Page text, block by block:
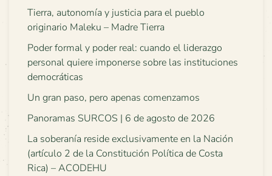
Tierra, autonomía y justicia para el pueblo
originario Maleku – Madre Tierra
Poder formal y poder real: cuando el liderazgo
personal quiere imponerse sobre las instituciones
democráticas
Un gran paso, pero apenas comenzamos
Panoramas SURCOS | 6 de agosto de 2026
La soberanía reside exclusivamente en la Nación
(artículo 2 de la Constitución Política de Costa
Rica) – ACODEHU